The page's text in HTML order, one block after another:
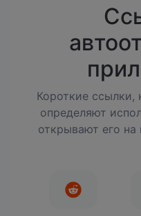
Короткие ссылки,
определяют
открывают его